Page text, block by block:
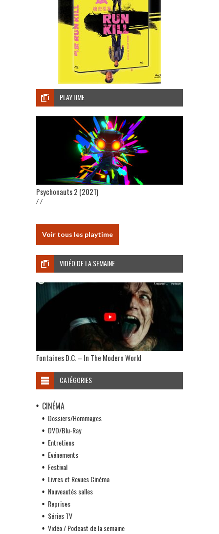
PLAYTIME
Psychonauts 2 (2021)
/ /
Voir tous les playtime
VIDÉO DE LA SEMAINE
Fontaines D.C. – In The Modern World
CATÉGORIES
CINÉMA
Dossiers/Hommages
DVD/Blu-Ray
Entretiens
Evénements
Festival
Livres et Revues Cinéma
Nouveautés salles
Reprises
Séries TV
Vidéo / Podcast de la semaine